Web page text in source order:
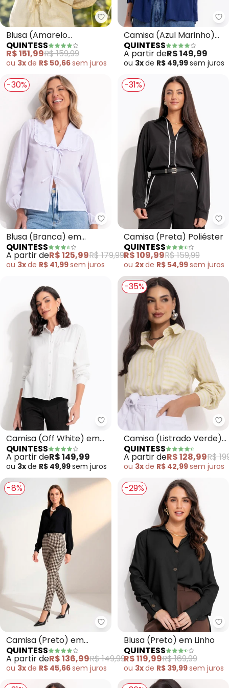
Quintess - Blusa (Amarelo
Blusa (Amarelo
Manteiga) em Tecido
Gaze
QUINTESS
R$ 151,99R$ 159,99
ou 3xde R$ 50,66sem juros
Camisa (Azul Marinho)
em Viscose Plana Sarjada
QUINTESS
A partir deR$ 149,99
ou 3xde R$ 49,99sem juros
-30%
Quintess - Blusa (Branca) em
Blusa (Branca) em
Tricoline
QUINTESS
A partir deR$ 125,99R$ 179,99
ou 3xde R$ 41,99sem juros
-31%
Camisa (Preta) Poliéster
QUINTESS
R$ 109,99R$ 159,99
ou 2xde R$ 54,99sem juros
Quintess - Camisa (Off White)
Camisa (Off White) em
Viscose Plana Sarjada
QUINTESS
A partir deR$ 149,99
ou 3xde R$ 49,99sem juros
-35%
Camisa (Listrado Verde)
em Linho
QUINTESS
A partir deR$ 128,99R$
ou 3xde R$ 42,99sem juros
-8%
Quintess - Camisa (Preto) em
Camisa (Preto) em
Viscose Plana
QUINTESS
A partir deR$ 136,99R$ 149,99
ou 3xde R$ 45,66sem juros
-29%
Blusa (Preto) em Linho
QUINTESS
R$ 119,99R$ 169,99
ou 3xde R$ 39,99sem juros